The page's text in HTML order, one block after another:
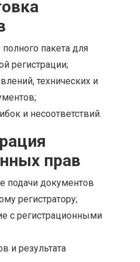
пакета для
регистрации;
технических и
и несоответствий.
прав
подачи документов
регистратору;
с регистрационными
и результата